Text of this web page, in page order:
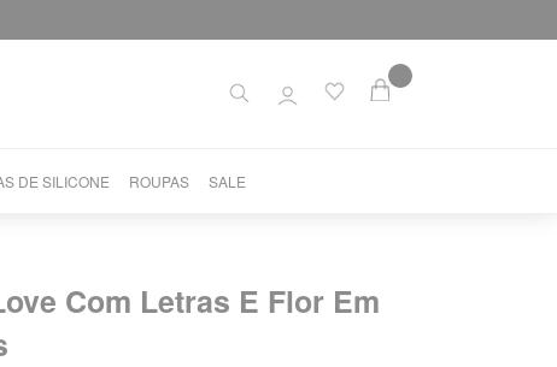
DE SILICONE ROUPAS SALE
Com Letras E Flor Em